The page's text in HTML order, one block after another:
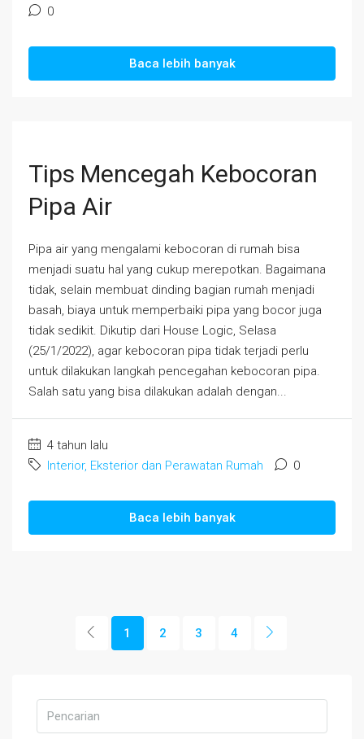
0
Baca lebih banyak
Tips Mencegah Kebocoran
Pipa Air
Pipa air yang mengalami kebocoran di rumah bisa
menjadi suatu hal yang cukup merepotkan. Bagaimana
tidak, selain membuat dinding bagian rumah menjadi
basah, biaya untuk memperbaiki pipa yang bocor juga
tidak sedikit. Dikutip dari House Logic, Selasa
(25/1/2022), agar kebocoran pipa tidak terjadi perlu
untuk dilakukan langkah pencegahan kebocoran pipa.
Salah satu yang bisa dilakukan adalah dengan...
4 tahun lalu
Interior, Eksterior dan Perawatan Rumah
0
Baca lebih banyak
1 2 3 4